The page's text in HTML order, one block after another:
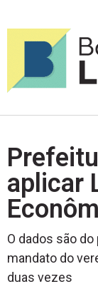
aplicar
O dados são
mandato do
duas vezes